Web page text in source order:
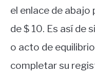
el enlace de abajo
de $ 10. Es así de
o acto de
completar su